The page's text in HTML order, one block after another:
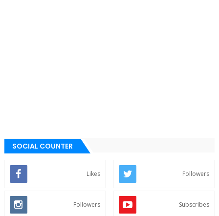
SOCIAL COUNTER
Likes Followers
Followers Subscribes